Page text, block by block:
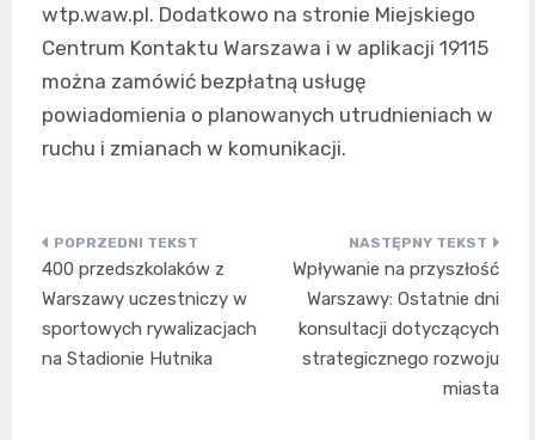
wtp.waw.pl. Dodatkowo na stronie Miejskiego
Centrum Kontaktu Warszawa i w aplikacji 19115
można zamówić bezpłatną usługę
powiadomienia o planowanych utrudnieniach w
ruchu i zmianach w komunikacji.
Nawigacja
wpisu
400 przedszkolaków z
Warszawy uczestniczy w
sportowych rywalizacjach
na Stadionie Hutnika
Wpływanie na przyszłość
Warszawy: Ostatnie dni
konsultacji dotyczących
strategicznego rozwoju
miasta